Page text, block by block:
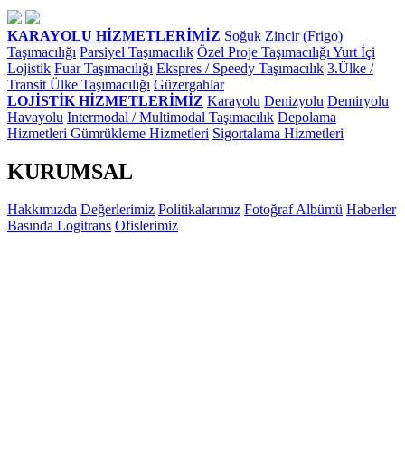
KARAYOLU HİZMETLERİMİZ Soğuk Zincir (Frigo)
Taşımacılığı Parsiyel Taşımacılık Özel Proje Taşımacılığı Yurt İçi
Lojistik Fuar Taşımacılığı Ekspres / Speedy Taşımacılık 3.Ülke /
Transit Ülke Taşımacılığı Güzergahlar
LOJİSTİK HİZMETLERİMİZ Karayolu Denizyolu Demiryolu
Havayolu Intermodal / Multimodal Taşımacılık Depolama
Hizmetleri Gümrükleme Hizmetleri Sigortalama Hizmetleri
KURUMSAL
Hakkımızda Değerlerimiz Politikalarımız Fotoğraf Albümü Haberler
Basında Logitrans Ofislerimiz